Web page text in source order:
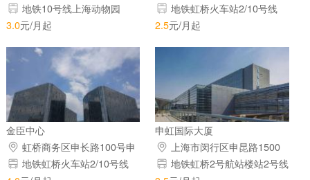
2451号(沪青平公路近外环线)
地铁10号线上海动物园
3.0元/月起
地铁虹桥火车站2/10号线
2.5元/月起
金臣中心
虹桥商务区申长路100号申
长路甬虹路交叉口
地铁虹桥火车站2/10号线
申虹国际大厦
上海市闵行区申昆路1500
号(虹桥枢纽内)
地铁虹桥2号航站楼站2号线